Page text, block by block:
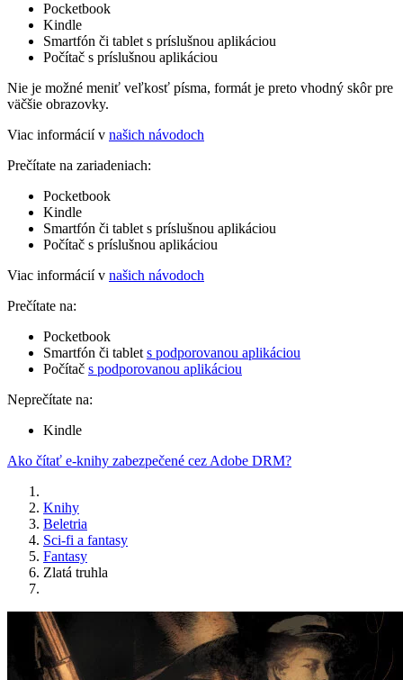
Pocketbook
Kindle
Smartfón či tablet s príslušnou aplikáciou
Počítač s príslušnou aplikáciou
Nie je možné meniť veľkosť písma, formát je preto vhodný skôr pre
väčšie obrazovky.
Viac informácií v našich návodoch
Prečítate na zariadeniach:
Pocketbook
Kindle
Smartfón či tablet s príslušnou aplikáciou
Počítač s príslušnou aplikáciou
Viac informácií v našich návodoch
Prečítate na:
Pocketbook
Smartfón či tablet s podporovanou aplikáciou
Počítač s podporovanou aplikáciou
Neprečítate na:
Kindle
Ako čítať e-knihy zabezpečené cez Adobe DRM?
Knihy
Beletria
Sci-fi a fantasy
Fantasy
Zlatá truhla